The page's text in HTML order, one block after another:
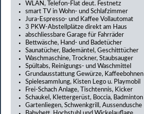
WLAN, Telefon-Flat deut. Festnetz
smart TV in Wohn- und Schlafzimmer
Jura-Espresso- und Kaffee Vollautomat
3 PKW-Abstellplätze direkt am Haus
abschliessbare Garage für Fahrräder
Bettwäsche, Hand- und Badetücher
Saunatücher, Bademäntel, Geschitttücher
Waschmaschine, Trockner, Staubsauger
Spültabs, Reinigungs- und Waschmittel
Grundausstattung Gewürze, Kaffeebohnen
Spielesammlung, Kisten Lego u. Playmobil
Frei-Schach Anlage, Tischtennis, Kicker
Schaukel, Klettergerüst, Boccia, Badminton
Gartenliegen, Schwenkgrill, Aussendusche